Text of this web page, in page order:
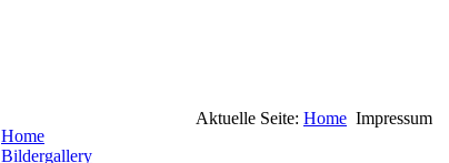
Home
Bildergallery
Aktuelle Seite: Home Impressum